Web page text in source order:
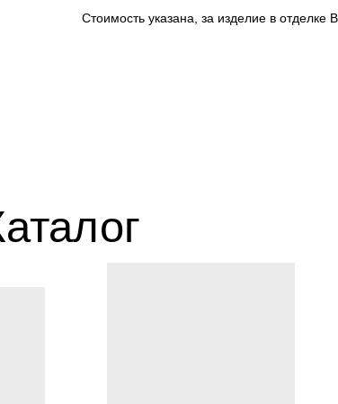
Стоимость указана, за изделие в отделке